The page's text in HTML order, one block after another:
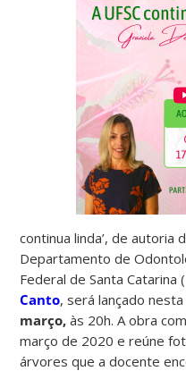
continua linda’, de autoria
Departamento de
Federal de Santa Catarina
Canto, será lançado
março,às 20h. A obra
março de 2020 e reúne
árvores que a docente